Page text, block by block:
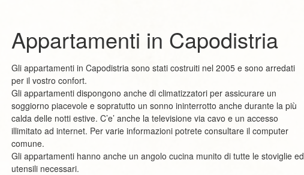
Appartamenti in Capodistria
Gli appartamenti in Capodistria sono stati costruiti nel 2005 e sono arredati
per il vostro confort.
Gli appartamenti dispongono anche di climatizzatori per assicurare un
soggiorno piacevole e sopratutto un sonno ininterrotto anche durante la più
calda delle notti estive. C’e’ anche la televisione via cavo e un accesso
illimitato ad internet. Per varie informazioni potrete consultare il computer
comune.
Gli appartamenti hanno anche un angolo cucina munito di tutte le stoviglie ed
utensili necessari.